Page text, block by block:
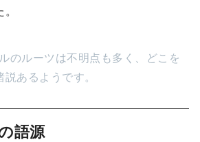
のルーツは不明点も多く、どこを
あるようです。
語源